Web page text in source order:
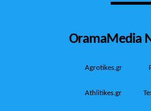
OramaMedia
Agrotikes.gr
Athlitikes.gr